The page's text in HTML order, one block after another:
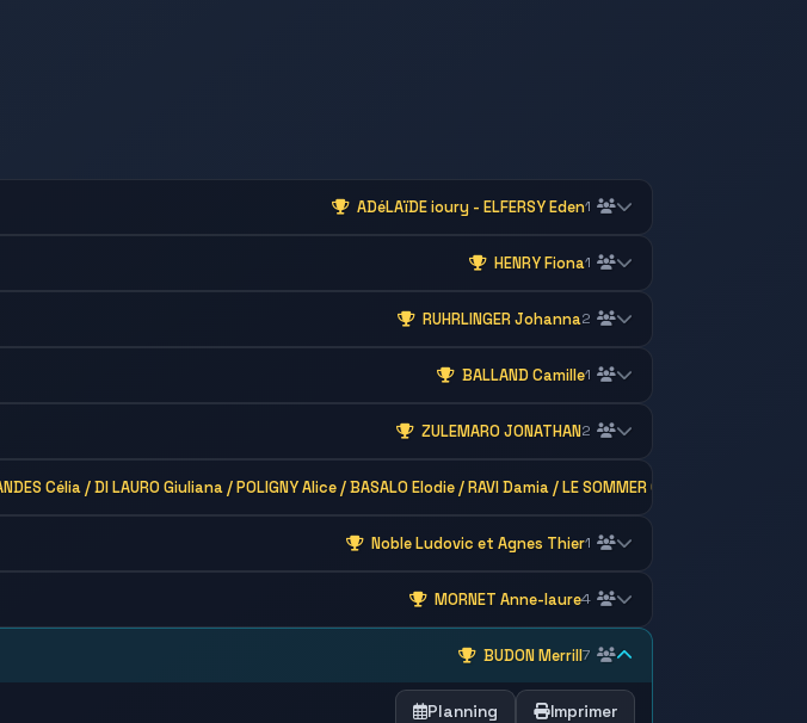
ADéLAïDE ioury - ELFERSY Eden1
HENRY Fiona1
RUHRLINGER Johanna2
BALLAND Camille1
ZULEMARO JONATHAN2
Célia / DI LAURO Giuliana / POLIGNY Alice / BASALO Elodie / RAVI Damia / LE SOMMER Chloé / GRECK ELSA
Noble Ludovic et Agnes Thier1
MORNET Anne-laure4
BUDON Merrill7
Planning Imprimer